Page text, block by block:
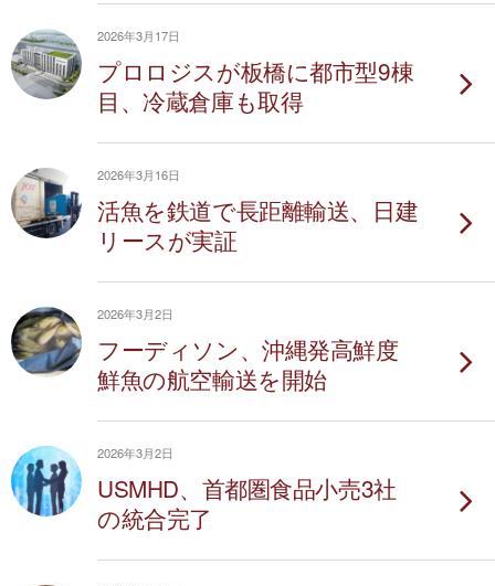
2026年3月17日
プロロジスが板橋に都市型9棟
目、冷蔵倉庫も取得
2026年3月16日
活魚を鉄道で長距離輸送、日建
リースが実証
2026年3月2日
フーディソン、沖縄発高鮮度
鮮魚の航空輸送を開始
2026年3月2日
USMHD、首都圏食品小売3社
の統合完了